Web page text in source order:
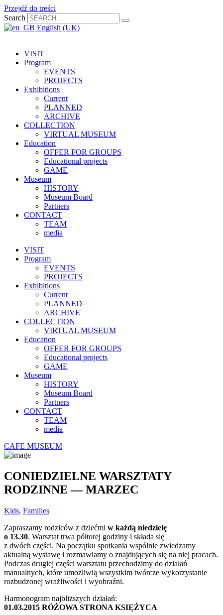
Przejdź do treści
Search
English (UK)
VISIT
Program
EVENTS
PROJECTS
Exhibitions
Current
PLANNED
ARCHIVE
COLLECTION
VIRTUAL MUSEUM
Education
OFFER FOR GROUPS
Educational projects
GAME
Museum
HISTORY
Museum Board
Partners
CONTACT
TEAM
media
VISIT
Program
EVENTS
PROJECTS
Exhibitions
Current
PLANNED
ARCHIVE
COLLECTION
VIRTUAL MUSEUM
Education
OFFER FOR GROUPS
Educational projects
GAME
Museum
HISTORY
Museum Board
Partners
CONTACT
TEAM
media
CAFE MUSEUM
CONIEDZIELNE WARSZTATY
RODZINNE — MARZEC
Kids, Families
Zapraszamy rodziców z dziećmi w każdą niedzielę
o 13.30. Warsztat trwa półtorej godziny i składa się
z dwóch części. Na początku spotkania wspólnie zwiedzamy
aktualną wystawę i rozmawiamy o znajdujących się na niej pracach.
Podczas drugiej części warsztatu przechodzimy do działań
manualnych, które umożliwią wszystkim twórcze wykorzystanie
rozbudzonej wrażliwości i wyobraźni.
Harmonogram najbliższych działań:
01.03.2015 RÓŻOWA STRONA KSIĘŻYCA